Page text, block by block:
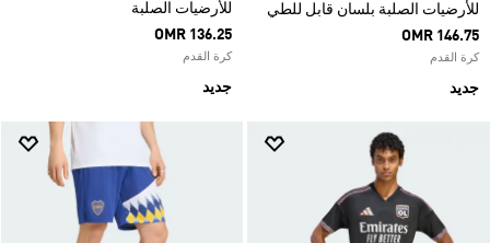
للأرضيات الصلبة بلسان قابل للطي
OMR 146.75
كرة القدم
جديد
للأرضيات الصلبة
OMR 136.25
كرة القدم
جديد